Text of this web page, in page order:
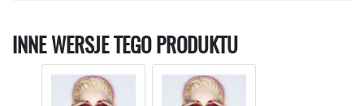
INNE WERSJE TEGO PRODUKTU